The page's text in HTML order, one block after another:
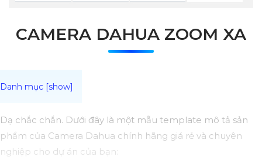
CAMERA DAHUA ZOOM XA
Dạ chắc chắn. Dưới đây là một mẫu template mô tả sản
phẩm của Camera Dahua chính hãng giá rẻ và chuyên
nghiệp cho dự án của bạn: